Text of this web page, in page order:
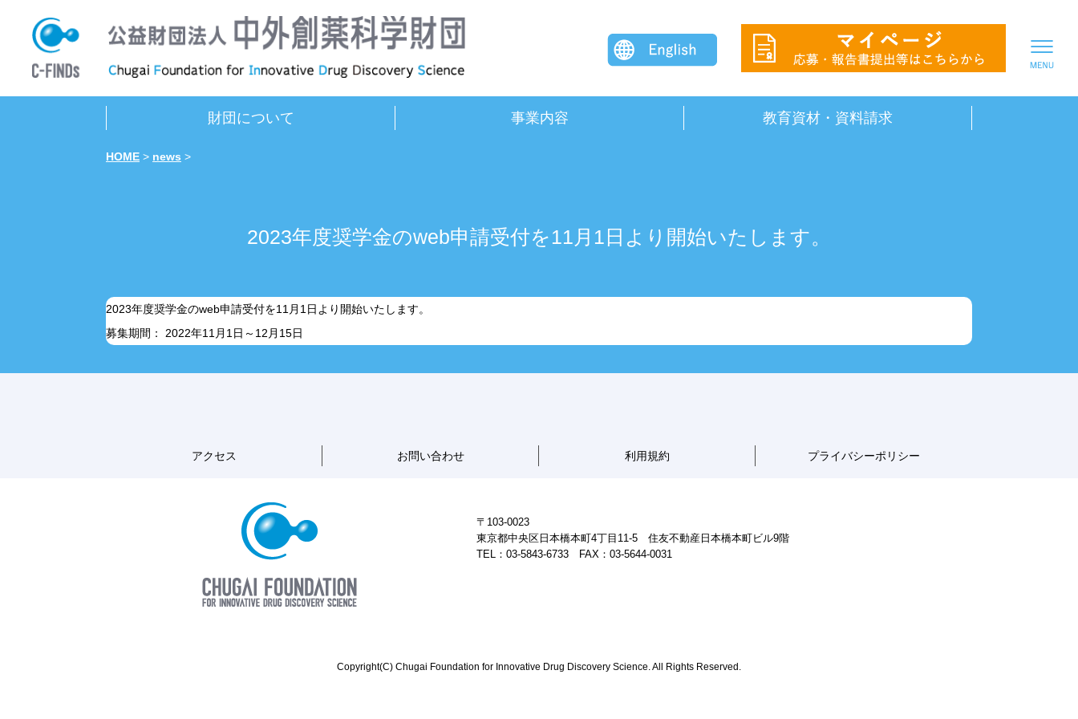
財団について 事業内容 教育資材・資料請求
HOME > news >
2023年度奨学金のweb申請受付を11月1日より開始いたします。
2023年度奨学金のweb申請受付を11月1日より開始いたします。
募集期間： 2022年11月1日～12月15日
アクセス お問い合わせ 利用規約 プライバシーポリシー
〒103-0023
東京都中央区日本橋本町4丁目11-5 住友不動産日本橋本町ビル9階
TEL：03-5843-6733 FAX：03-5644-0031
Copyright(C) Chugai Foundation for Innovative Drug Discovery Science. All Rights Reserved.